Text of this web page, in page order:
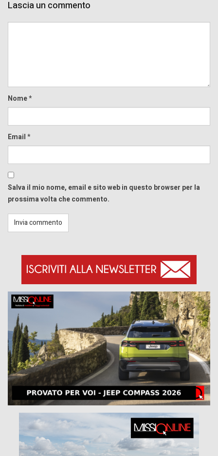
Lascia un commento
Nome*
Email*
Salva il mio nome, email e sito web in questo browser per la
prossima volta che commento.